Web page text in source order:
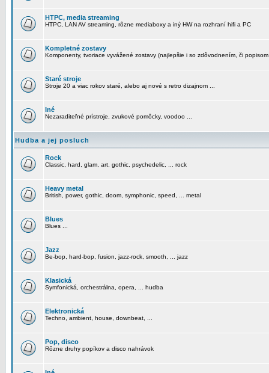
HTPC, media streaming
HTPC, LAN AV streaming, rôzne mediaboxy a iný HW na rozhraní hifi a PC
Kompletné zostavy
Komponenty, tvoriace vyvážené zostavy (najlepšie i so zdôvodnením, či
Staré stroje
Stroje 20 a viac rokov staré, alebo aj nové s retro dizajnom ...
Iné
Nezaraditeľné prístroje, zvukové pomôcky, voodoo ...
Hudba a jej posluch
Rock
Classic, hard, glam, art, gothic, psychedelic, ... rock
Heavy metal
British, power, gothic, doom, symphonic, speed, ... metal
Blues
Blues ...
Jazz
Be-bop, hard-bop, fusion, jazz-rock, smooth, ... jazz
Klasická
Symfonická, orchestrálna, opera, ... hudba
Elektronická
Techno, ambient, house, downbeat, ...
Pop, disco
Rôzne druhy popíkov a disco nahrávok